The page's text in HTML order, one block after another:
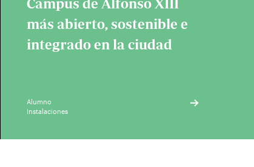
Campus de Alfonso XIII
más abierto, sostenible e
integrado en la ciudad
Alumno
Instalaciones